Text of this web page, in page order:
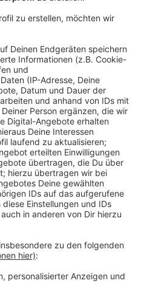
Ärmchen und
sind wieder mehr hilflose
Fledermaus-
worden. Die Jungen sind
groß und ein Gramm
Hilfe brauchen
viele Baby-
Auffangstation. Die
wenig Nahrung finden
schlimmstenfalls aus